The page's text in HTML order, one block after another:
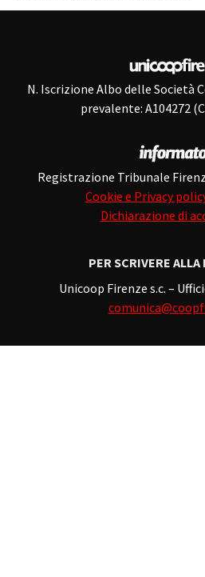
N. Iscrizione Albo delle Società
prevalente: A104272
Registrazione Tribunale
Cookie e Privacy
Dichiarazione di
PER SCRIVERE
Unicoop Firenze s.c. –